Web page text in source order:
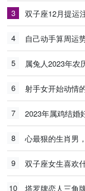
3 双子座12月提
4 自己动手算周运
5 属兔人2023年农
6 射手女开始动情
7 2023年属鸡结婚
8 心最狠的生肖男
9 双子座女生喜欢
10 塔罗牌恋人三角